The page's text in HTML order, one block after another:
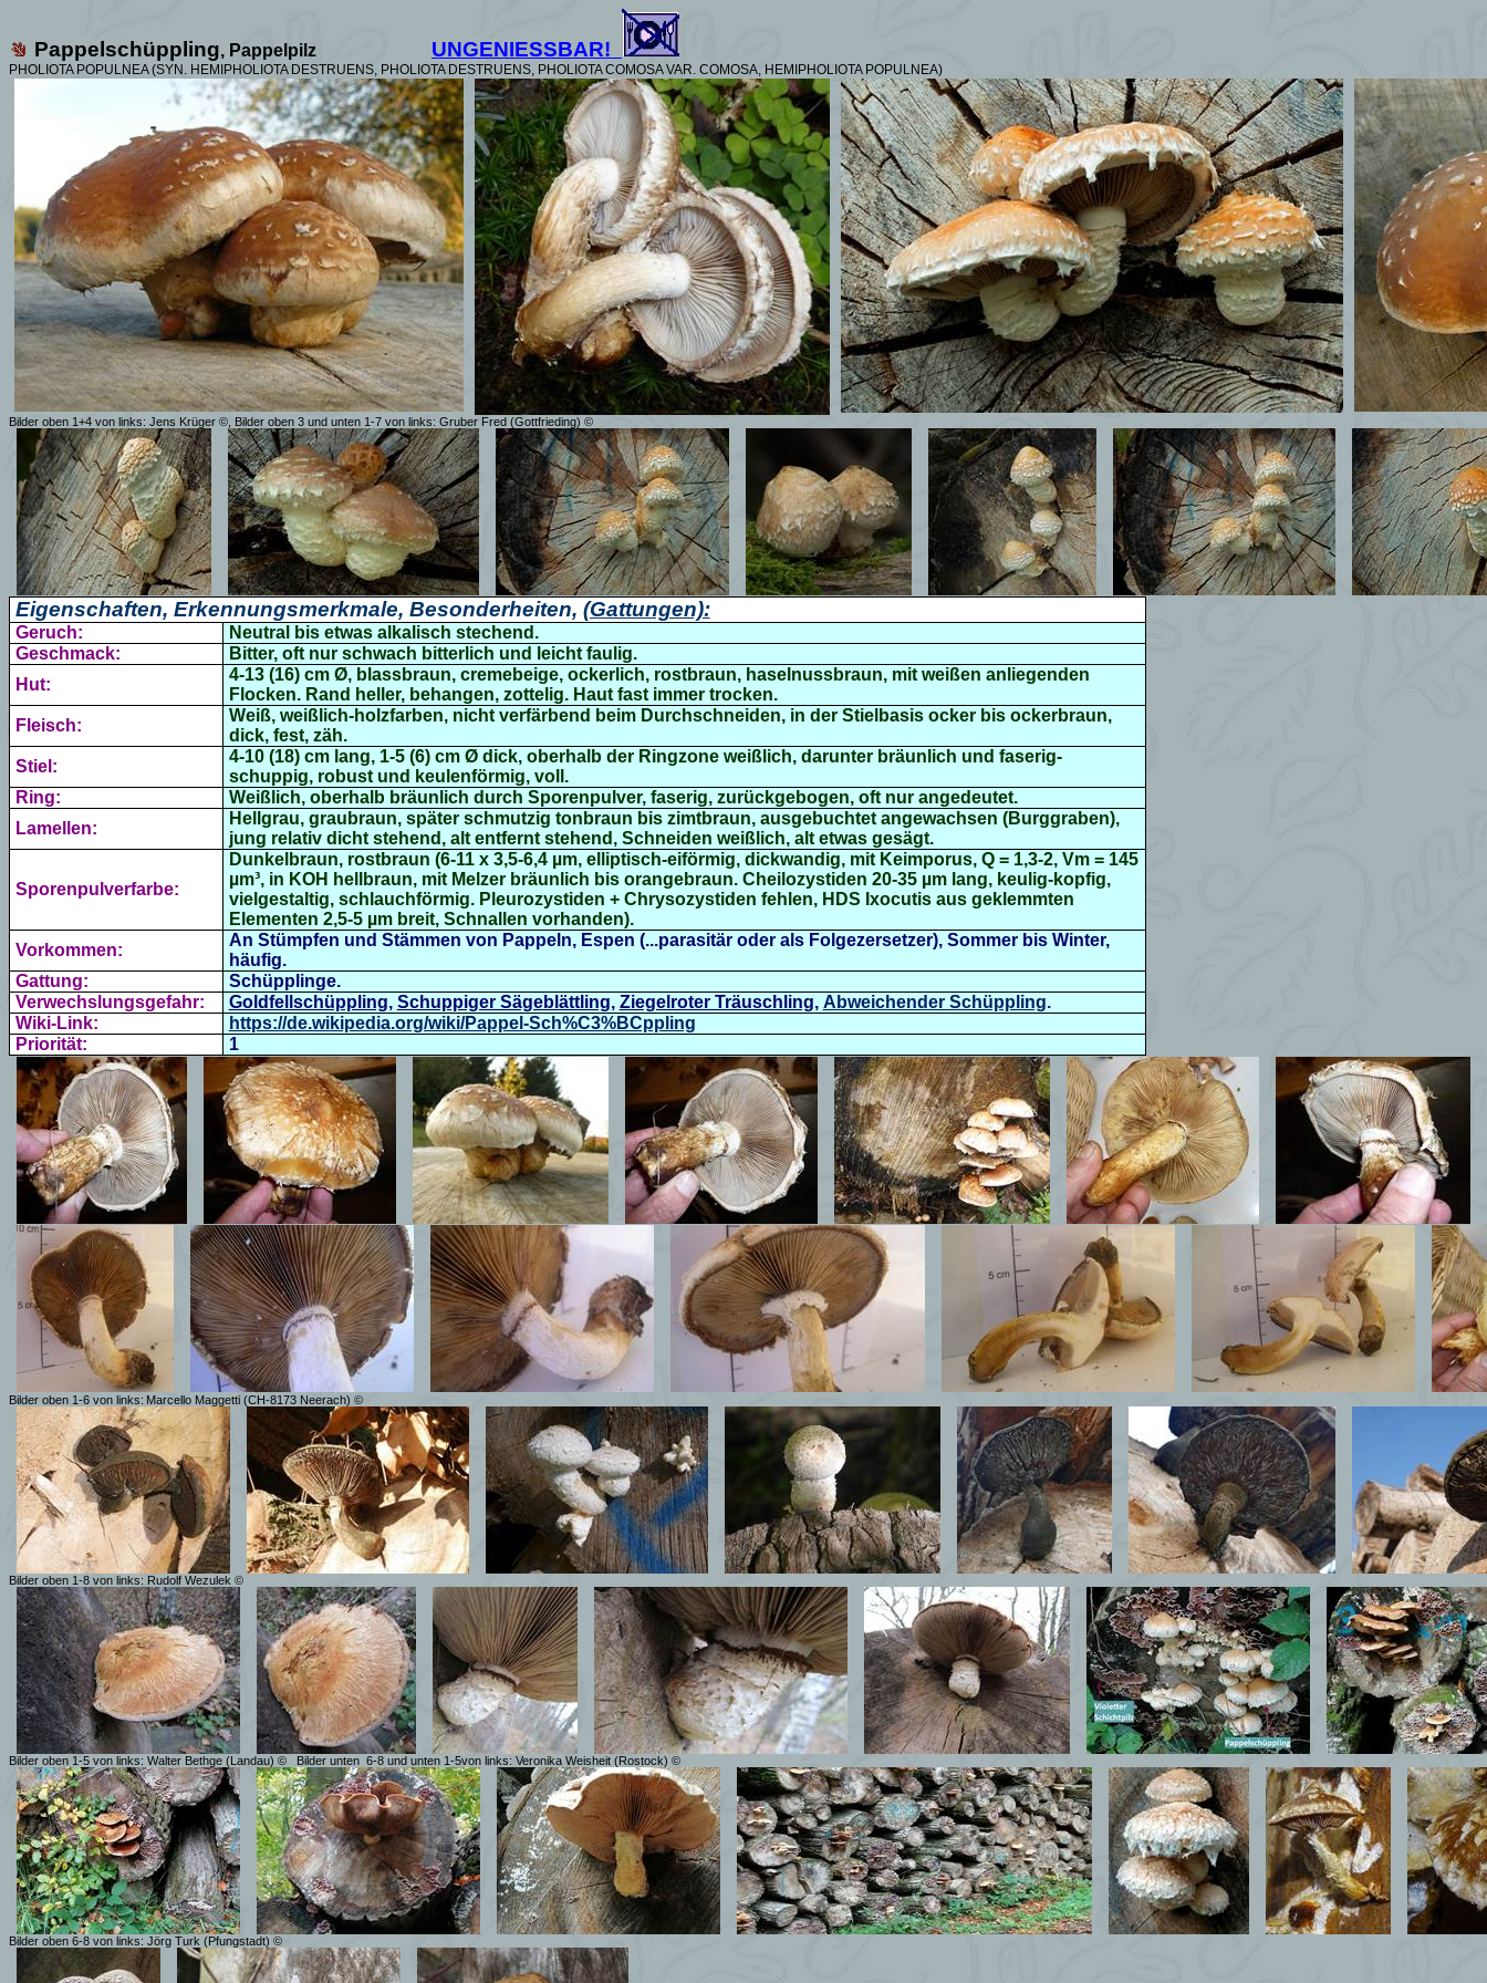
Pappelschüppling, Pappelpilz UNGENIESSBAR!
PHOLIOTA POPULNEA (SYN. HEMIPHOLIOTA DESTRUENS, PHOLIOTA DESTRUENS, PHOLIOTA COMOSA VAR. COMOSA, HEMIPHOLIOTA POPULNEA)
Bilder oben 1+4 von links: Jens Krüger ©, Bilder oben 3 und unten 1-7 von links: Gruber Fred (Gottfrieding) ©
Eigenschaften, Erkennungsmerkmale, Besonderheiten, (Gattungen):
Geruch:
Neutral bis etwas alkalisch stechend.
Geschmack:
Bitter, oft nur schwach bitterlich und leicht faulig.
Hut:
4-13 (16) cm Ø, blassbraun, cremebeige, ockerlich, rostbraun, haselnussbraun, mit weißen anliegenden
Flocken. Rand heller, behangen, zottelig. Haut fast immer trocken.
Fleisch:
Weiß, weißlich-holzfarben, nicht verfärbend beim Durchschneiden, in der Stielbasis ocker bis ockerbraun,
dick, fest, zäh.
Stiel:
4-10 (18) cm lang, 1-5 (6) cm Ø dick, oberhalb der Ringzone weißlich, darunter bräunlich und faserig-
schuppig, robust und keulenförmig, voll.
Ring:
Weißlich, oberhalb bräunlich durch Sporenpulver, faserig, zurückgebogen, oft nur angedeutet.
Lamellen:
Hellgrau, graubraun, später schmutzig tonbraun bis zimtbraun, ausgebuchtet angewachsen (Burggraben),
jung relativ dicht stehend, alt entfernt stehend, Schneiden weißlich, alt etwas gesägt.
Sporenpulverfarbe:
Dunkelbraun, rostbraun (6-11 x 3,5-6,4 µm, elliptisch-eiförmig, dickwandig, mit Keimporus, Q = 1,3-2, Vm = 145
µm³, in KOH hellbraun, mit Melzer bräunlich bis orangebraun. Cheilozystiden 20-35 µm lang, keulig-kopfig,
vielgestaltig, schlauchförmig. Pleurozystiden + Chrysozystiden fehlen, HDS Ixocutis aus geklemmten
Elementen 2,5-5 µm breit, Schnallen vorhanden).
Vorkommen:
An Stümpfen und Stämmen von Pappeln, Espen (...parasitär oder als Folgezersetzer), Sommer bis Winter,
häufig.
Gattung:
Schüpplinge.
Verwechslungsgefahr:
Goldfellschüppling, Schuppiger Sägeblättling, Ziegelroter Träuschling, Abweichender Schüppling.
Wiki-Link:
https://de.wikipedia.org/wiki/Pappel-Sch%C3%BCppling
Priorität:
1
Bilder oben 1-6 von links: Marcello Maggetti (CH-8173 Neerach) ©
Bilder oben 1-8 von links: Rudolf Wezulek ©
Bilder oben 1-5 von links: Walter Bethge (Landau) © Bilder unten 6-8 und unten 1-5von links: Veronika Weisheit (Rostock) ©
Bilder oben 6-8 von links: Jörg Turk (Pfungstadt) ©